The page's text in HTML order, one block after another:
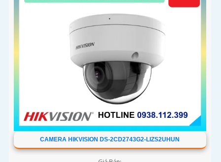
CAMERA HIKVISION DS-2CD2743G2-LIZS2UHUN